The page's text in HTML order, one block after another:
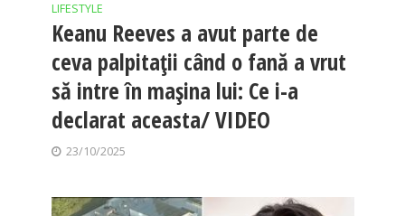
LIFESTYLE
Keanu Reeves a avut parte de
ceva palpitații când o fană a vrut
să intre în mașina lui: Ce i-a
declarat aceasta/ VIDEO
23/10/2025